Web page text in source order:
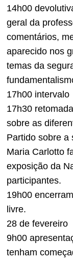
14h00
geral da
comentários,
aparecido nos
temas da
17h00 intervalo
17h30
sobre as
Partido sobre a
Maria Carlotto
exposição da
participantes.
19h00
livre.
28 de fevereiro
9h00
tenham